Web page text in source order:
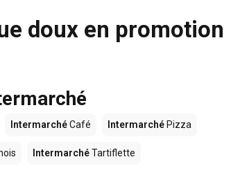
doux en promotion
IntermarchéCafé Intermarché Pizza
IntermarchéTartiflette